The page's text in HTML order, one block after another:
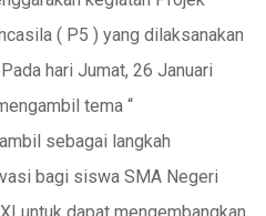
( P5 ) yang dilaksanakan
hari Jumat, 26 Januari
tema “
sebagai langkah
bagi siswa SMA Negeri